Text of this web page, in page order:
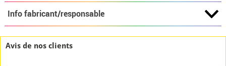
Info fabricant/responsable
Avis de nos clients